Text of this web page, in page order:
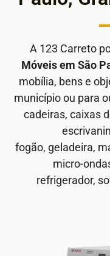
A 123 Carreto
Móveis em São
mobília, bens e
município ou para
cadeiras, caixas
fogão, geladeira,
micro-
refrigerador,